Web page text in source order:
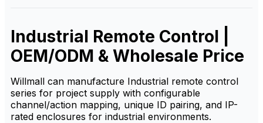
exigentes.
ambientes industriais
exigentes.
Industrial Remote Control |
OEM/ODM & Wholesale Price
Willmall can manufacture Industrial remote control
series for project supply with configurable
channel/action mapping, unique ID pairing, and IP-
rated enclosures for industrial environments.